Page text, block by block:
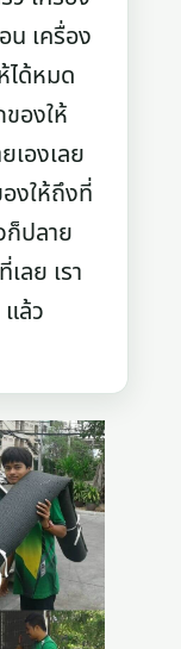
น เครื่อง
ได้หมด
องให้
เองเลย
งให้ถึงที่
ปลาย
ลย เรา
ล้ว